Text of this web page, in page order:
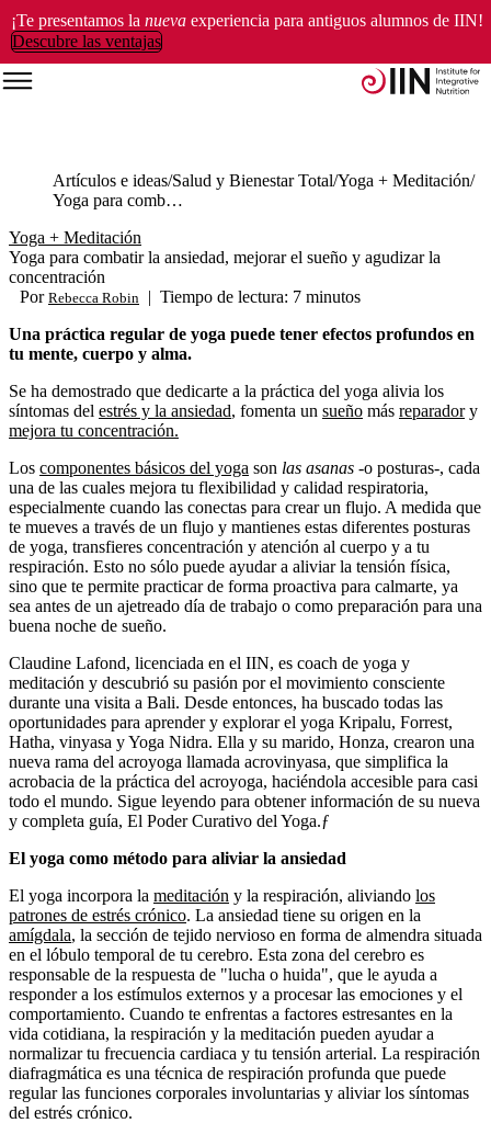
¡Te presentamos la nueva experiencia para antiguos alumnos de IIN!
Descubre las ventajas
Artículos e ideas Salud y Bienestar Total Yoga + Meditación
Yoga para combatir la ansiedad, mejorar el sueño y agudizar la concentración
Yoga + Meditación
Yoga para combatir la ansiedad, mejorar el sueño y agudizar la
concentración
Por Rebecca Robin | Tiempo de lectura: 7 minutos
Una práctica regular de yoga puede tener efectos profundos en
tu mente, cuerpo y alma.
Se ha demostrado que dedicarte a la práctica del yoga alivia los
síntomas del estrés y la ansiedad, fomenta un sueño más reparadory
mejora tu concentración.
Los componentes básicos del yoga son las asanas -o posturas-, cada
una de las cuales mejora tu flexibilidad y calidad respiratoria,
especialmente cuando las conectas para crear un flujo. A medida que
te mueves a través de un flujo y mantienes estas diferentes posturas
de yoga, transfieres concentración y atención al cuerpo y a tu
respiración. Esto no sólo puede ayudar a aliviar la tensión física,
sino que te permite practicar de forma proactiva para calmarte, ya
sea antes de un ajetreado día de trabajo o como preparación para una
buena noche de sueño.
Claudine Lafond, licenciada en el IIN, es coach de yoga y
meditación y descubrió su pasión por el movimiento consciente
durante una visita a Bali. Desde entonces, ha buscado todas las
oportunidades para aprender y explorar el yoga Kripalu, Forrest,
Hatha, vinyasa y Yoga Nidra. Ella y su marido, Honza, crearon una
nueva rama del acroyoga llamada acrovinyasa, que simplifica la
acrobacia de la práctica del acroyoga, haciéndola accesible para casi
todo el mundo. Sigue leyendo para obtener información de su nueva
y completa guía, El Poder Curativo del Yoga.ƒ
El yoga como método para aliviar la ansiedad
El yoga incorpora la meditación y la respiración, aliviando los
patrones de estrés crónico. La ansiedad tiene su origen en la
amígdala, la sección de tejido nervioso en forma de almendra situada
en el lóbulo temporal de tu cerebro. Esta zona del cerebro es
responsable de la respuesta de "lucha o huida", que le ayuda a
responder a los estímulos externos y a procesar las emociones y el
comportamiento. Cuando te enfrentas a factores estresantes en la
vida cotidiana, la respiración y la meditación pueden ayudar a
normalizar tu frecuencia cardiaca y tu tensión arterial. La respiración
diafragmática es una técnica de respiración profunda que puede
regular las funciones corporales involuntarias y aliviar los síntomas
del estrés crónico.